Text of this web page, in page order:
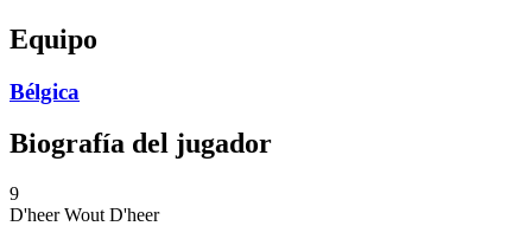
Equipo
Bélgica
Biografía del jugador
9
D'heer Wout D'heer